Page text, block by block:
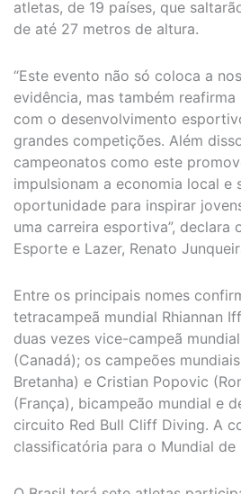
atletas, de 19 países, que
de até 27 metros de altura.
“Este evento não só coloca a
evidência, mas também
com o desenvolvimento
grandes competições. Além
campeonatos como este
impulsionam a economia local e
oportunidade para inspirar
uma carreira esportiva”, declara
Esporte e Lazer, Renato
Entre os principais nomes
tetracampeã mundial Rhiannan
duas vezes vice-campeã
(Canadá); os campeões
Bretanha) e Cristian Popovic
(França), bicampeão mundial e
circuito Red Bull Cliff Diving. A
classificatória para o Mundial de